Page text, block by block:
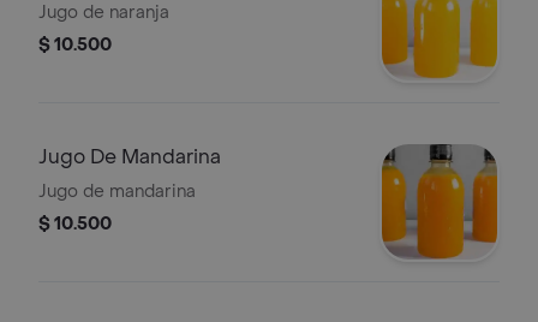
Jugo de naranja
$ 10.500
Jugo De Mandarina
Jugo de mandarina
$ 10.500